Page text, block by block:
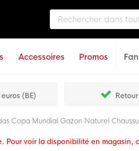
Accessoires Promos
(BE)
Copa Mundial Gazon Naturel
Pour voir la disponibilité en magasin,